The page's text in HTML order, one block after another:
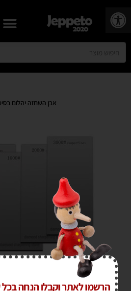
פתח סרגל נגישות
אבן השחזה יהלום
הרשמו לאתר וקבלו הנחה בכל